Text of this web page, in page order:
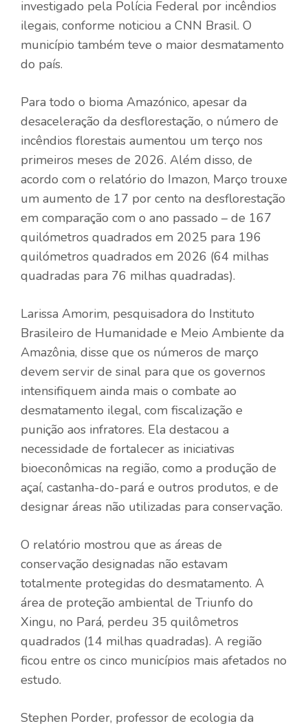
investigado pela Polícia Federal por incêndios
ilegais, conforme noticiou a CNN Brasil. O
município também teve o maior desmatamento
do país.
Para todo o bioma Amazónico, apesar da
desaceleração da desflorestação, o número de
incêndios florestais aumentou um terço nos
primeiros meses de 2026. Além disso, de
acordo com o relatório do Imazon, Março trouxe
um aumento de 17 por cento na desflorestação
em comparação com o ano passado – de 167
quilómetros quadrados em 2025 para 196
quilómetros quadrados em 2026 (64 milhas
quadradas para 76 milhas quadradas).
Larissa Amorim, pesquisadora do Instituto
Brasileiro de Humanidade e Meio Ambiente da
Amazônia, disse que os números de março
devem servir de sinal para que os governos
intensifiquem ainda mais o combate ao
desmatamento ilegal, com fiscalização e
punição aos infratores. Ela destacou a
necessidade de fortalecer as iniciativas
bioeconômicas na região, como a produção de
açaí, castanha-do-pará e outros produtos, e de
designar áreas não utilizadas para conservação.
O relatório mostrou que as áreas de
conservação designadas não estavam
totalmente protegidas do desmatamento. A
área de proteção ambiental de Triunfo do
Xingu, no Pará, perdeu 35 quilômetros
quadrados (14 milhas quadradas). A região
ficou entre os cinco municípios mais afetados no
estudo.
Stephen Porder, professor de ecologia da